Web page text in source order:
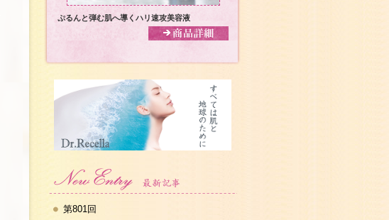
ぷるんと弾む肌へ導くハリ速攻美容液
第801回